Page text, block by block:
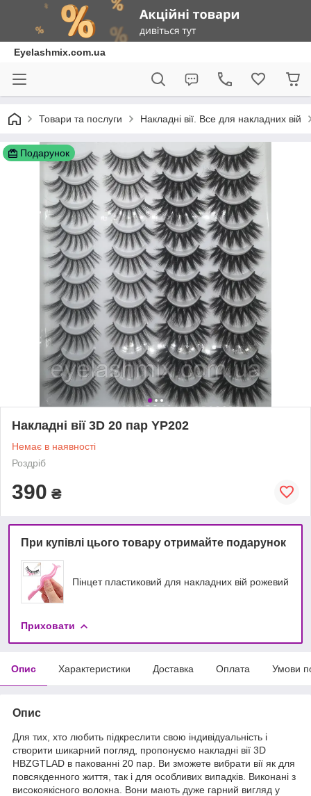
Eyelashmix.com.ua
Товари та послуги Накладні вії. Все для накладних вій
Подарунок
Накладні вії 3D 20 пар YP202
Немає в наявності
Роздріб
390 ₴
При купівлі цього товару отримайте подарунок
Пінцет пластиковий для накладних вій рожевий
Приховати
Опис Характеристики Доставка Оплата Умови
Опис
Для тих, хто любить підкреслити свою індивідуальність і
створити шикарний погляд, пропонуємо накладні вії 3D
HBZGTLAD в пакованні 20 пар. Ви зможете вибрати вії як для
повсякденного життя, так і для особливих випадків. Виконані з
високоякісного волокна. Вони мають дуже гарний вигляд у